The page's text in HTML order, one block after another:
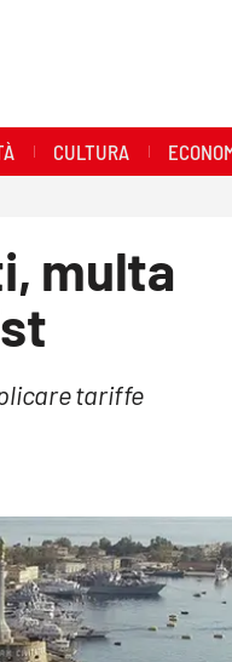
CULTURA
multa
tariffe